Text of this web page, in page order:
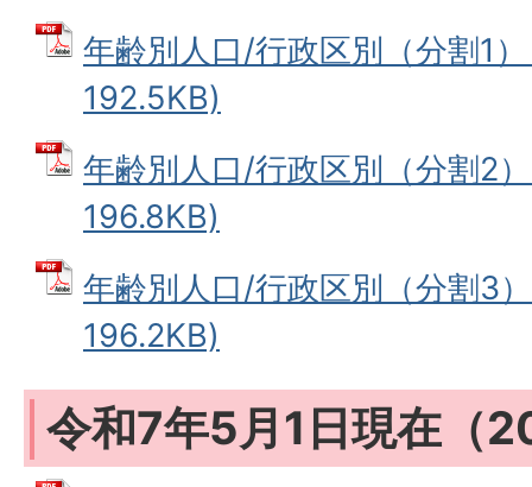
年齢別人口/行政区別（分割1
192.5KB)
年齢別人口/行政区別（分割2
196.8KB)
年齢別人口/行政区別（分割3
196.2KB)
令和7年5月1日現在（